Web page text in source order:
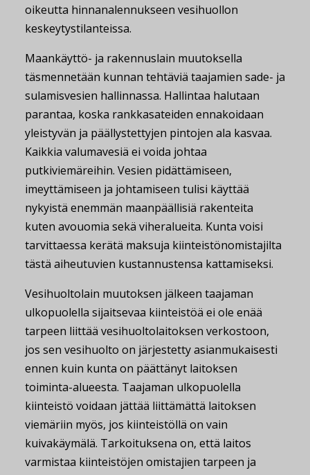
oikeutta hinnanalennukseen vesihuollon
keskeytystilanteissa.
Maankäyttö- ja rakennuslain muutoksella
täsmennetään kunnan tehtäviä taajamien sade- ja
sulamisvesien hallinnassa. Hallintaa halutaan
parantaa, koska rankkasateiden ennakoidaan
yleistyvän ja päällystettyjen pintojen ala kasvaa.
Kaikkia valumavesiä ei voida johtaa
putkiviemäreihin. Vesien pidättämiseen,
imeyttämiseen ja johtamiseen tulisi käyttää
nykyistä enemmän maanpäällisiä rakenteita
kuten avouomia sekä viheralueita. Kunta voisi
tarvittaessa kerätä maksuja kiinteistönomistajilta
tästä aiheutuvien kustannustensa kattamiseksi.
Vesihuoltolain muutoksen jälkeen taajaman
ulkopuolella sijaitsevaa kiinteistöä ei ole enää
tarpeen liittää vesihuoltolaitoksen verkostoon,
jos sen vesihuolto on järjestetty asianmukaisesti
ennen kuin kunta on päättänyt laitoksen
toiminta-alueesta. Taajaman ulkopuolella
kiinteistö voidaan jättää liittämättä laitoksen
viemäriin myös, jos kiinteistöllä on vain
kuivakäymälä. Tarkoituksena on, että laitos
varmistaa kiinteistöjen omistajien tarpeen ja